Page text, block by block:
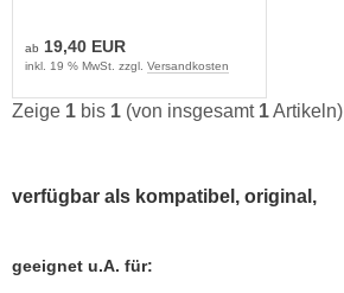
ab 19,40 EUR
inkl. 19 % MwSt. zzgl. Versandkosten
Zeige 1 bis 1 (von insgesamt 1Artikeln)
verfügbar als kompatibel, original,
geeignet u.A. für: